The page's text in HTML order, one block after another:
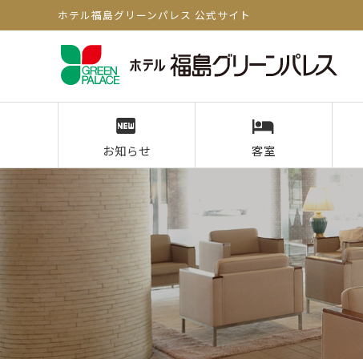
ホテル福島グリーンパレス 公式サイト
お知らせ 客室